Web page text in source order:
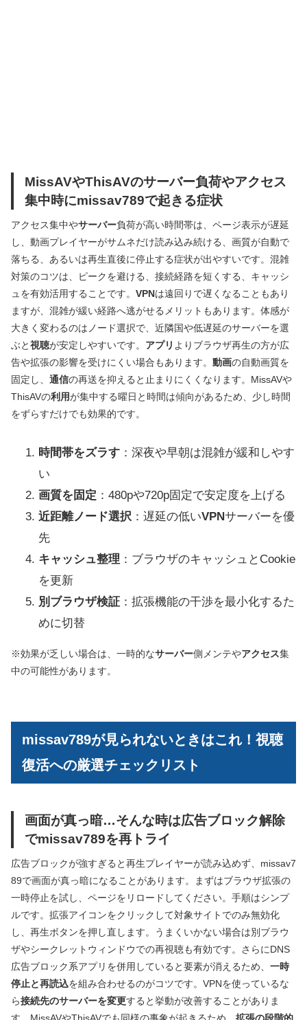
MissAVやThisAVのサーバー負荷やアクセス
集中時にmissav789で起きる症状
アクセス集中やサーバー負荷が高い時間帯は、ページ表示が遅延
し、動画プレイヤーがサムネだけ読み込み続ける、画質が自動で
落ちる、あるいは再生直後に停止する症状が出やすいです。混雑
対策のコツは、ピークを避ける、接続経路を短くする、キャッシ
ュを有効活用することです。 VPNは遠回りで遅くなることもあり
ますが、混雑が緩い経路へ逃がせるメリットもあります。体感が
大きく変わるのはノード選択で、近隣国や低遅延のサーバーを選
ぶと視聴が安定しやすいです。 アプリ よりブラウザ再生の方が広
告や拡張の影響を受けにくい場合もあります。 動画の自動画質を
固定し、 通信の再送を抑えると止まりにくくなります。MissAVや
ThisAVの利用が集中する曜日と時間は傾向があるため、少し時間
をずらすだけでも効果的です。
時間帯をズラす ：深夜や早朝は混雑が緩和しやす
い
画質を固定 ：480pや720p固定で安定度を上げる
近距離ノード選択 ：遅延の低いVPNサーバーを優
先
キャッシュ整理 ：ブラウザのキャッシュとCookie
を更新
別ブラウザ検証 ：拡張機能の干渉を最小化するた
めに切替
※効果が乏しい場合は、一時的なサーバー側メンテやアクセス集
中の可能性があります。
missav789が見られないときはこれ！視聴
復活への厳選チェックリスト
画面が真っ暗…そんな時は広告ブロック解除
でmissav789を再トライ
広告ブロックが強すぎると再生プレイヤーが読み込めず、missav7
89で画面が真っ暗になることがあります。まずはブラウザ拡張の
一時停止を試し、ページをリロードしてください。手順はシンプ
ルです。拡張アイコンをクリックして対象サイトでのみ無効化
し、再生ボタンを押し直します。うまくいかない場合は別ブラウ
ザやシークレットウィンドウでの再視聴も有効です。さらにDNS
広告ブロック系アプリを併用していると要素が消えるため、 一時
停止と再読込を組み合わせるのがコツです。VPNを使っているな
ら接続先のサーバーを変更すると挙動が改善することがありま